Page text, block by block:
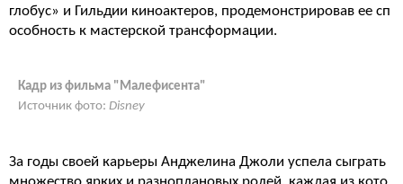
глобус» и Гильдии киноактеров, продемонстрировав ее сп
особность к мастерской трансформации.
Кадр из фильма "Малефисента"
Источник фото: Disney
За годы своей карьеры Анджелина Джоли успела сыграть